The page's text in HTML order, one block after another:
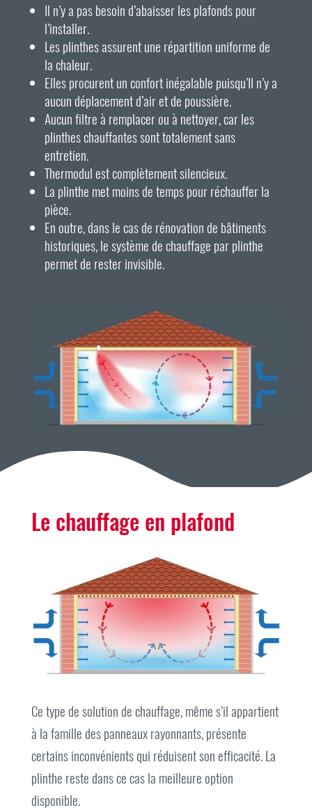
Il n’y a pas besoin d’abaisser les plafonds pour
l’installer.
Les plinthes assurent une répartition uniforme de
la chaleur.
Elles procurent un confort inégalable puisqu’Il n’y a
aucun déplacement d’air et de poussière.
Aucun filtre à remplacer ou à nettoyer, car les
plinthes chauffantes sont totalement sans
entretien.
Thermodul est complètement silencieux.
La plinthe met moins de temps pour réchauffer la
pièce.
En outre, dans le cas de rénovation de bâtiments
historiques, le système de chauffage par plinthe
permet de rester invisible.
Le chauffage en plafond
Ce type de solution de chauffage, même s’il appartient
à la famille des panneaux rayonnants, présente
certains inconvénients qui réduisent son efficacité. La
plinthe reste dans ce cas la meilleure option
disponible.